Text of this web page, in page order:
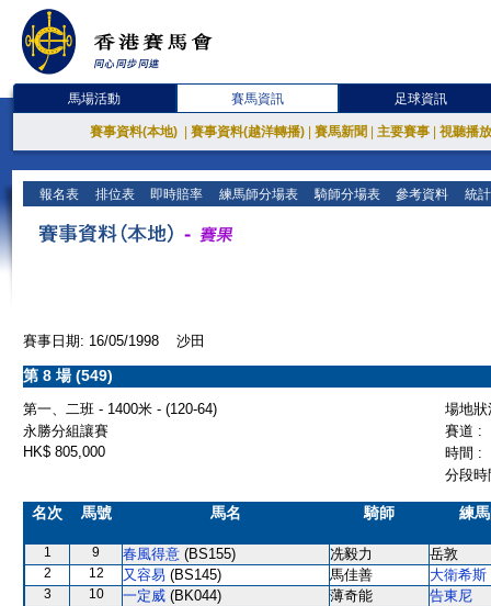
馬場活動 賽馬資訊 足球資訊
賽事資料(本地) 賽事資料(越洋轉播) 賽馬新聞 主要賽事 視聽播
報名表 排位表 即時賠率 練馬師分場表 騎師分場表 參考資料 統
賽事日期: 16/05/1998 沙田
第 8 場 (549)
第一、二班 - 1400米 - (120-64)
場地
永勝分組讓賽
賽道 :
HK$ 805,000
時間 :
分段
名次 馬號 馬名 騎師 練
1 9 春風得意 (BS155) 冼毅力 岳敦
2 12 又容易 (BS145) 馬佳善 大衛希斯
3 10 一定威 (BK044) 薄奇能 告東尼